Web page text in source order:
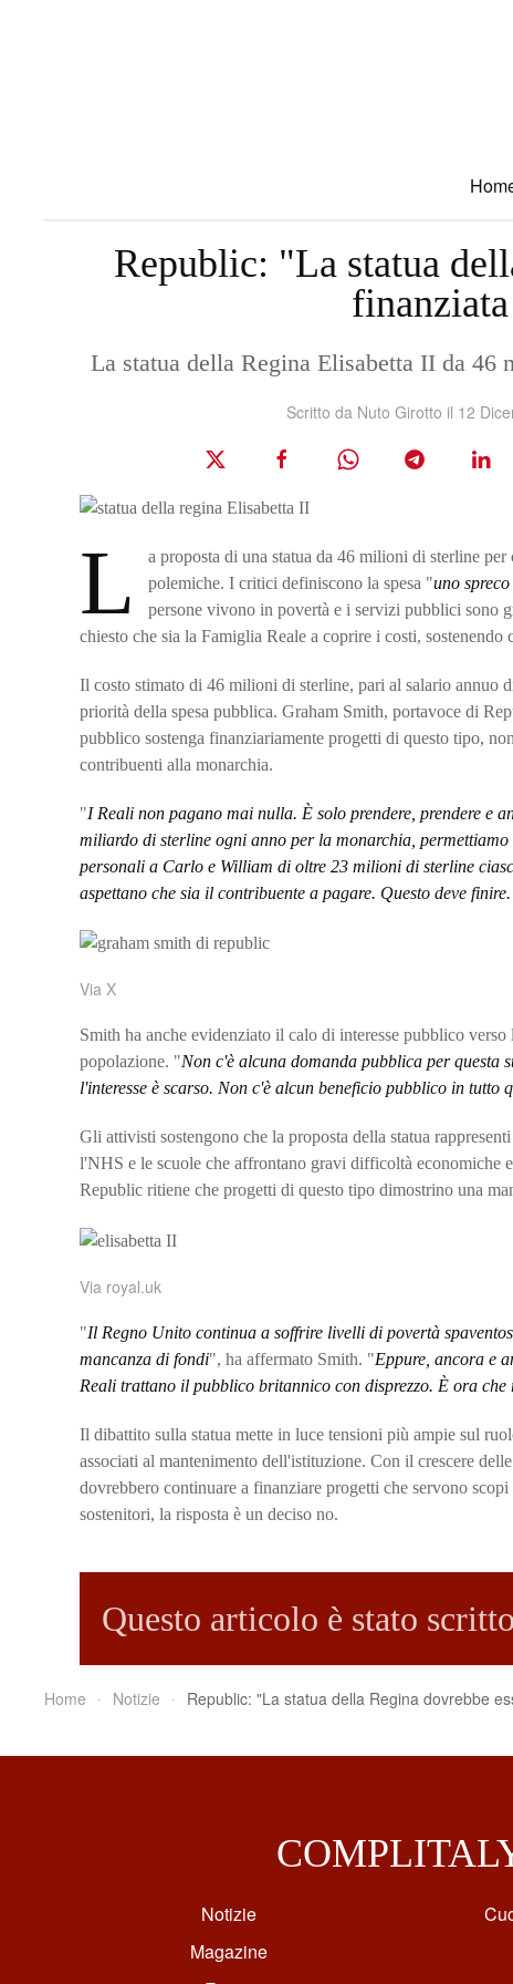
Republic: "La statua
La statua della Regina Elisabetta II da
Scritto da Nuto Girotto il 12
L
a proposta di una statua da 46 milioni di sterline
polemiche. I critici definiscono la spesa "uno
persone vivono in povertà e i servizi pubblici sono
chiesto che sia la Famiglia Reale a coprire i costi,
Il costo stimato di 46 milioni di sterline, pari al salario
priorità della spesa pubblica. Graham Smith, portavoce di
pubblico sostenga finanziariamente progetti di questo tipo,
contribuenti alla monarchia.
"I Reali non pagano mai nulla. È solo prendere, prendere e
miliardo di sterline ogni anno per la monarchia,
personali a Carlo e William di oltre 23 milioni di sterline
aspettano che sia il contribuente a pagare. Questo deve
Via X
Smith ha anche evidenziato il calo di interesse pubblico
popolazione. "Non c'è alcuna domanda pubblica per questa
l'interesse è scarso. Non c'è alcun beneficio pubblico in tutto
Gli attivisti sostengono che la proposta della statua
l'NHS e le scuole che affrontano gravi difficoltà
Republic ritiene che progetti di questo tipo dimostrino una
Via royal.uk
"Il Regno Unito continua a soffrire livelli di povertà
mancanza di fondi", ha affermato Smith. "Eppure, ancora e
Reali trattano il pubblico britannico con disprezzo. È ora
Il dibattito sulla statua mette in luce tensioni più ampie sul
associati al mantenimento dell'istituzione. Con il crescere
dovrebbero continuare a finanziare progetti che servono
sostenitori, la risposta è un deciso no.
Questo articolo è stato
Home Notizie Republic: "La statua della Regina dovrebbe
Notizie
Magazine